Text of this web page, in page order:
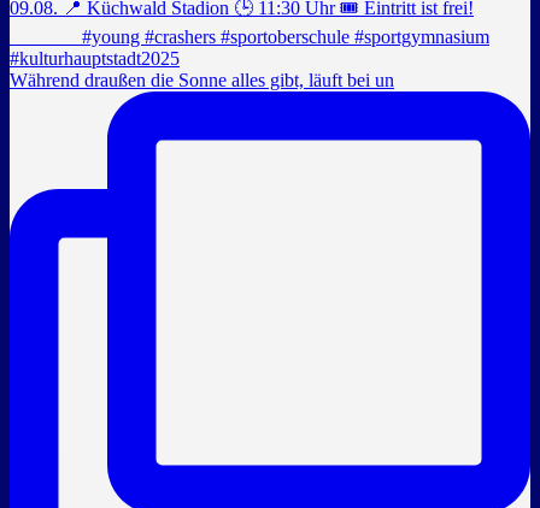
Während draußen die Sonne alles gibt, läuft bei un